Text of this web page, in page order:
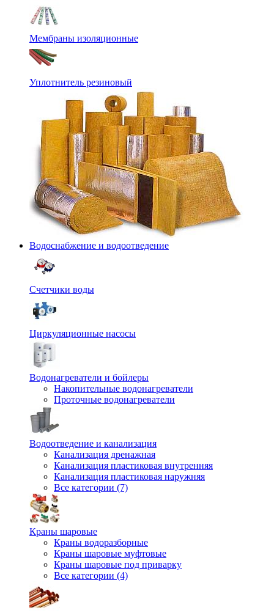
Мембраны изоляционные
Уплотнитель резиновый
Водоснабжение и водоотведение
Счетчики воды
Циркуляционные насосы
Водонагреватели и бойлеры
Накопительные водонагреватели
Проточные водонагреватели
Водоотведение и канализация
Канализация дренажная
Канализация пластиковая внутренняя
Канализация пластиковая наружняя
Все категории (7)
Краны шаровые
Краны водоразборные
Краны шаровые муфтовые
Краны шаровые под приварку
Все категории (4)